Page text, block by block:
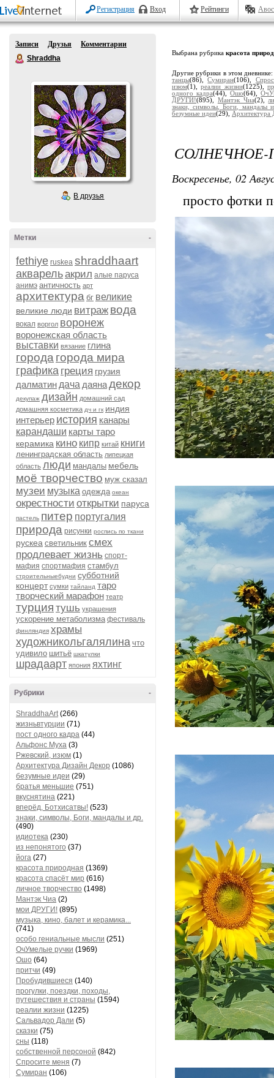
Регистрация Вход Рейтинги
Записи Друзья
Комментарии
Shraddha
В друзья
-
Метки
fethiye ruskea shraddhaart
акварельакрил алые паруса
анимэ античность арт
архитектура бг великие
великие люди витраж вода
вокал воргол воронеж
воронежская область
выставки вязание глина
города города мира
графика греция грузия
далматин дача даянадекор
декупаж дизайн домашний сад
домашняя косметика дч и гк индия
интерьер история канары
карандаши карты таро
керамика кино кипр китай книги
ленинградская область липецкая
область люди мандалы мебель
моё творчество муж сказал
музеи музыка одежда океан
окрестности открытки паруса
пастель питер португалия
природа рисунки роспись по ткани
рускеа светильник смех
продлевает жизнь спорт-
мафия спортмафия стамбул
строительныебудни субботний
концерт сумки тайланд таро
творческий марафон театр
турция тушь украшения
ускорение метаболизма фестиваль
финляндия храмы
художникольгалялина что
удивило шитьё шкатулки
шрадаарт япония яхтинг
-
Рубрики
ShraddhaArt(266)
жизньвтурции (71)
пост одного кадра (44)
Альфонс Муха (3)
Ржевский, изюм (1)
Архитектура Дизайн Декор (1086)
безумные идеи (29)
братья меньшие (751)
вкуснятина (221)
вперёд, Ботхисатвы! (523)
знаки, символы, Боги, мандалы и др.
(490)
идиотека (230)
из непонятого (37)
йога (27)
красота природная (1369)
красота спасёт мир (616)
личное творчество (1498)
Мантэк Чиа (2)
мои ДРУГИ! (895)
музыка, кино, балет и керамика...
(741)
особо гениальные мысли (251)
ОчУмелые ручки (1969)
Ошо (64)
притчи (49)
Пробудившиеся (140)
прогулки, поездки, походы,
путешествия и страны (1594)
реалии жизни (1225)
Сальвадор Дали (5)
сказки (75)
сны (118)
собственной персоной (842)
Спросите меня (7)
Сумиран (106)
Выбрана рубрика красота
Другие рубрики в этом
танцы(86),Сумиран(106),
изюм(1),реалии жизни(1225),
одного кадра(44),Ошо(64),
ДРУГИ!(895), Мантэк Чиа(2),
знаки, символы, Боги, мандалы
безумные идеи(29), Архитектура
Воскресенье, 02
просто фотки